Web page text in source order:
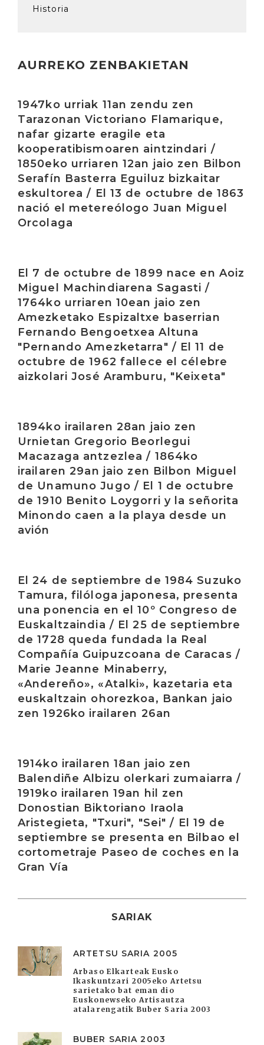
Historia
AURREKO ZENBAKIETAN
1947ko urriak 11an zendu zen
Tarazonan Victoriano Flamarique,
nafar gizarte eragile eta
kooperatibismoaren aintzindari /
1850eko urriaren 12an jaio zen Bilbon
Serafín Basterra Eguiluz bizkaitar
eskultorea / El 13 de octubre de 1863
nació el metereólogo Juan Miguel
Orcolaga
El 7 de octubre de 1899 nace en Aoiz
Miguel Machindiarena Sagasti /
1764ko urriaren 10ean jaio zen
Amezketako Espizaltxe baserrian
Fernando Bengoetxea Altuna
"Pernando Amezketarra" / El 11 de
octubre de 1962 fallece el célebre
aizkolari José Aramburu, "Keixeta"
1894ko irailaren 28an jaio zen
Urnietan Gregorio Beorlegui
Macazaga antzezlea / 1864ko
irailaren 29an jaio zen Bilbon Miguel
de Unamuno Jugo / El 1 de octubre
de 1910 Benito Loygorri y la señorita
Minondo caen a la playa desde un
avión
El 24 de septiembre de 1984 Suzuko
Tamura, filóloga japonesa, presenta
una ponencia en el 10º Congreso de
Euskaltzaindia / El 25 de septiembre
de 1728 queda fundada la Real
Compañía Guipuzcoana de Caracas /
Marie Jeanne Minaberry,
«Andereño», «Atalki», kazetaria eta
euskaltzain ohorezkoa, Bankan jaio
zen 1926ko irailaren 26an
1914ko irailaren 18an jaio zen
Balendiñe Albizu olerkari zumaiarra /
1919ko irailaren 19an hil zen
Donostian Biktoriano Iraola
Aristegieta, "Txuri", "Sei" / El 19 de
septiembre se presenta en Bilbao el
cortometraje Paseo de coches en la
Gran Vía
SARIAK
ARTETSU SARIA 2005
Arbaso Elkarteak Eusko
Ikaskuntzari 2005eko Artetsu
sarietako bat eman dio
Euskonewseko Artisautza
atalarengatik Buber Saria 2003
BUBER SARIA 2003